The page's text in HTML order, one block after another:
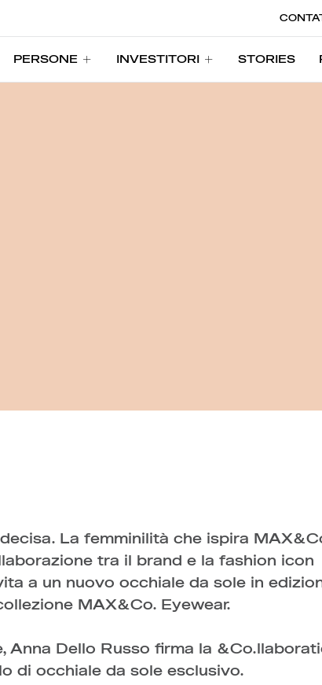
PERSONE
INVESTITORI
STORIES
La femminilità che ispira
tra il brand e la fashion icon
a un nuovo occhiale da sole in
MAX&Co. Eyewear.
Anna Dello Russo firma la
di occhiale da sole esclusivo.